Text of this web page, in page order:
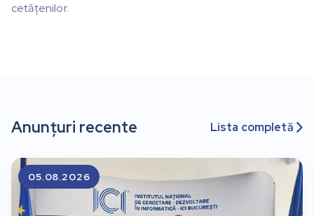
cetățenilor.
Anunțuri recente Lista completă 
05.08.2026